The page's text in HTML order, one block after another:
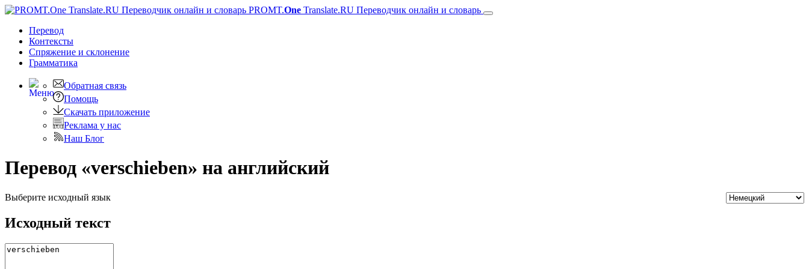
PROMT.One Translate.RU Переводчик онлайн и словарь
Перевод
Контексты
Спряжение и склонение
Грамматика
Обратная связь
Помощь
Скачать приложение
Реклама у нас
Наш Блог
Перевод «verschieben» на английский
Выберите исходный язык
Исходный текст